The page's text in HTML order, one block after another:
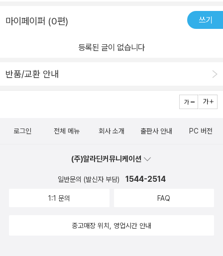
다른 특별한 생각, 누구나 다 똑같은 외모보다는 남들과는 다른 외모
가 앞으로는 정말로 필요한 사람들일 것입니다.우리 아이도 남들과
다른 자신의 생각이나 외모로 상처 받지 않고 긍정적으로 생각하면서
살아가길 바랍니다.​이 세상의 모든 아이들이 골리앗처럼 자신의 개성
게 추천하고 싶은 책 <골리앗>이였습니다.<본 리뷰는 출판사로부터
해당도서를 제공받아 저의 주관적 의견에 의해 작성하였습니다.>
을. 학교의 아이들과 친해지고 싶었지만 골리앗은 어울리지 못했다.
리앗은 자신과 같은 이를 찾아 떠난다.'나만 너무 커다래서 '어디에도
이. 그림을 보자마자 두 보물이 너무 크다 놀란다. '아기가 이렇게 클
다르긴 하지'하니,큰 보물이 '하긴, 작은 보물이랑 저랑 닮았는데, 다
르네;;;;;골리앗 주변에 있는 나무들을 보더니 독특한 그림에 큰 보물
게 색을 사용하지 않았지만 그림들의 느낌이 강렬하다.학교의 아이들
과 친해지고 싶었지만 어울리지 못 한 골리앗.'나만 너무 커다래서'새
무 커다래서'​나만.​다른 친구들과 서로 다른 방향을 향해 서 있는 골리
다른 친구들은 다 검은색이에요. 외롭겠다.''키가 크니까 농구를 하면
마이페이퍼 (0편) 쓰기
등록된 글이 없습니다
반품/교환 안내
로그인 전체 메뉴 회사 소개 출판사 안내 PC 버전
(주)알라딘커뮤니케이션
일반문의 (발신자 부담) 1544-2514
1:1 문의 FAQ
중고매장 위치, 영업시간 안내